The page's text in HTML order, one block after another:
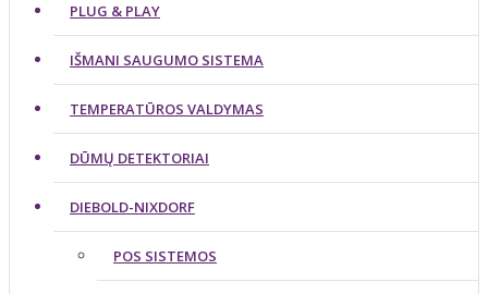
PLUG & PLAY
IŠMANI SAUGUMO SISTEMA
TEMPERATŪROS VALDYMAS
DŪMŲ DETEKTORIAI
DIEBOLD-NIXDORF
POS SISTEMOS